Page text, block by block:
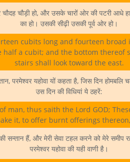
चौड़ी हो, और उसके चारों ओर की पटरी आधे
का हो। उसकी सीढ़ी उसकी पूर्व ओर हो।
cubits long and fourteen
a cubit; and the bottom thereof
stairs shall look toward the east.
परमेश्वर यहोवा यों कहता है, जिस दिन होमबलि
उस दिन की विधियां ये ठहरें:
man, thus saith the Lord GOD;
it, to offer burnt offerings
सन्तान हैं, और मेरी सेवा टहल करने को मेरे समीप
परमेश्वर यहोवा की यही वाणी है।